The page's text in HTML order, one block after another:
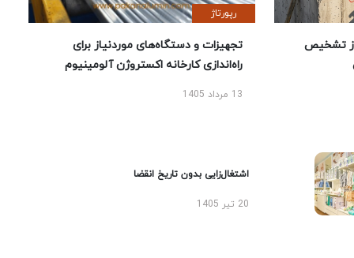
تشخیص
رپورتاژ
تجهیزات و دستگاه‌های موردنیاز برای
راه‌اندازی کارخانه اکستروژن آلومینیوم
13 مرداد 1405
اشتغال‌زایی بدون تاریخ انقضا
20 تیر 1405